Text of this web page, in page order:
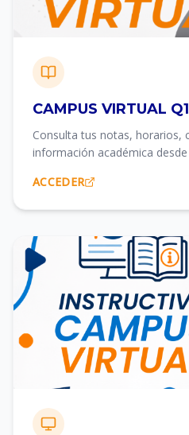
CAMPUS VIRTUAL
Consulta tus notas, horarios,
información académica
ACCEDER